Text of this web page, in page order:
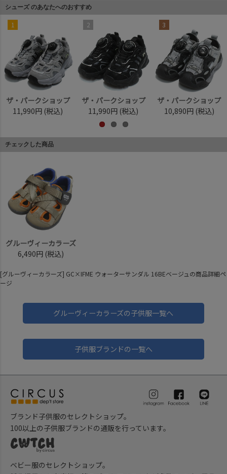
シューズ のあなたへのおすすめ
1
ザ・パークショップ
11,990円 (税込)
2
ザ・パークショップ
11,990円 (税込)
3
ザ・パークショップ
10,890円 (税込)
チェックした商品
グルーヴィーカラーズ
6,490円 (税込)
[グルーヴィーカラーズ] GC×IFME ウォーターサンダル 16BEベージュの商品詳細ペ
ージ
グルーヴィーカラーズの子供服一覧へ
子供服ブランドの一覧へ
ブランド子供服のセレクトショップ。
100以上の子供服ブランドの通販を行っています。
ベビー服のセレクトショップ。